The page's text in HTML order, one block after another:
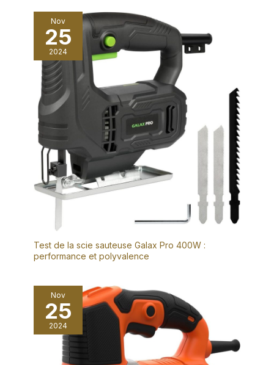
Nov
25
2024
Test de la scie sauteuse Galax Pro 400W :
performance et polyvalence
Nov
25
2024